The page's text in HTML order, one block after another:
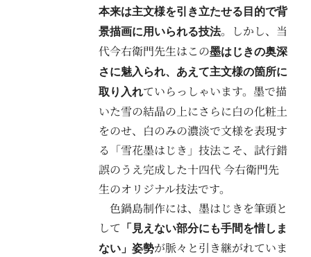
本来は主文様を引き立たせる目的で背
景描画に用いられる技法。しかし、当
代今右衛門先生はこの墨はじきの奥深
さに魅入られ、あえて主文様の箇所に
取り入れていらっしゃいます。墨で描
いた雪の結晶の上にさらに白の化粧土
をのせ、白のみの濃淡で文様を表現す
る「雪花墨はじき」技法こそ、試行錯
誤のうえ完成した十四代 今右衛門先
生のオリジナル技法です。
色鍋島制作には、墨はじきを筆頭と
して 「見えない部分にも手間を惜しま
ない」姿勢が脈々と引き継がれていま